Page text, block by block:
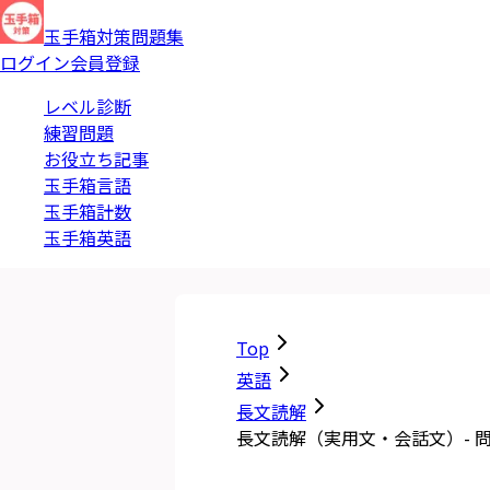
玉手箱対策問題集
ログイン会員登録
レベル診断
練習問題
お役立ち記事
玉手箱言語
玉手箱計数
玉手箱英語
Top
英語
長文読解
長文読解（実用文・会話文）-